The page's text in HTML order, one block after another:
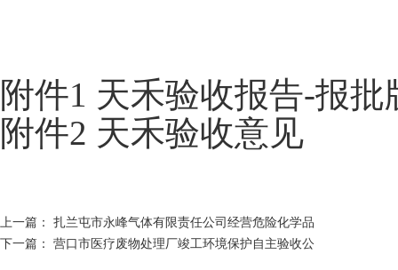
附件1 天禾验收报告-报批
附件2 天禾验收意见
上一篇： 扎兰屯市永峰气体有限责任公司经营危险化学品
下一篇： 营口市医疗废物处理厂竣工环境保护自主验收公